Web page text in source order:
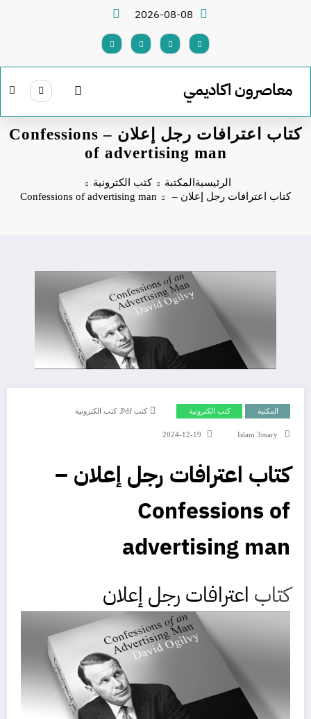
2026-08-08
معاصرون اكاديمي
كتاب اعترافات رجل إعلان – Confessions
of advertising man
الرئيسية المكتبة
كتب الكترونية
كتاب اعترافات رجل إعلان – Confessions of advertising man
المكتبة كتب الكترونية كتب Pdf ,كتب الكترونية
Islam 3mary
2024-12-19
كتاب اعترافات رجل إعلان –
Confessions of
advertising man
كتاب اعترافات رجل إعلان